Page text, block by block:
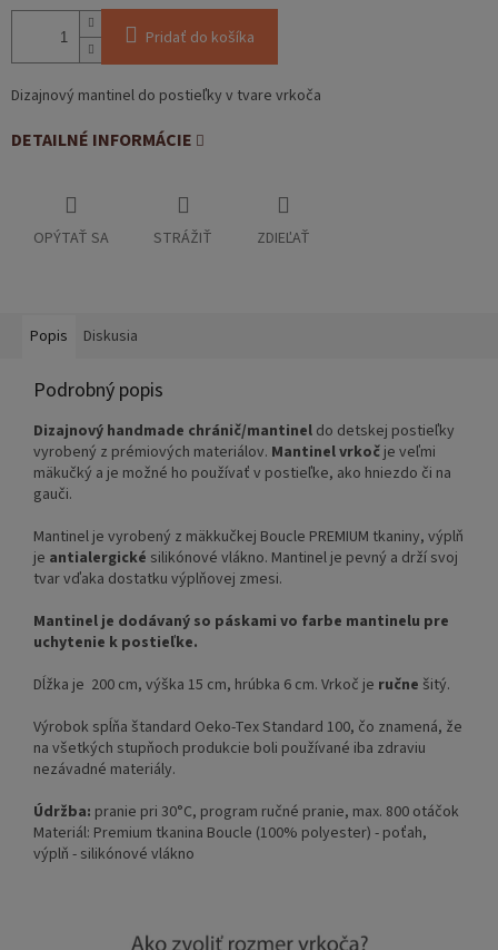
Pridať do košíka
Dizajnový mantinel do postieľky v tvare vrkoča
DETAILNÉ INFORMÁCIE
OPÝTAŤ SA STRÁŽIŤ ZDIEĽAŤ
Popis Diskusia
Podrobný popis
Dizajnový handmade chránič/mantinel do detskej postieľky
vyrobený z prémiových materiálov. Mantinel vrkočje veľmi
mäkučký a je možné ho používať v postieľke, ako hniezdo či na
gauči.
Mantinel je vyrobený z mäkkučkej Boucle PREMIUM tkaniny, výplň
je antialergické silikónové vlákno. Mantinel je pevný a drží svoj
tvar vďaka dostatku výplňovej zmesi.
Mantinel je dodávaný so páskami vo farbe mantinelu pre
uchytenie k postieľke.
Dĺžka je 200 cm, výška 15 cm, hrúbka 6 cm. Vrkoč je ručne šitý.
Výrobok spĺňa štandard Oeko-Tex Standard 100, čo znamená, že
na všetkých stupňoch produkcie boli používané iba zdraviu
nezávadné materiály.
Údržba: pranie pri 30°C, program ručné pranie, max. 800 otáčok
Materiál: Premium tkanina Boucle (100% polyester) - poťah,
výplň - silikónové vlákno